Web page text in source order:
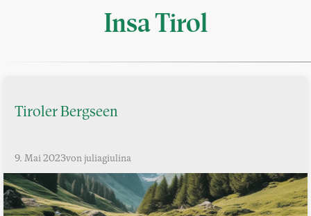
Insa Tirol
Tiroler Bergseen
9. Mai 2023von juliagiulina